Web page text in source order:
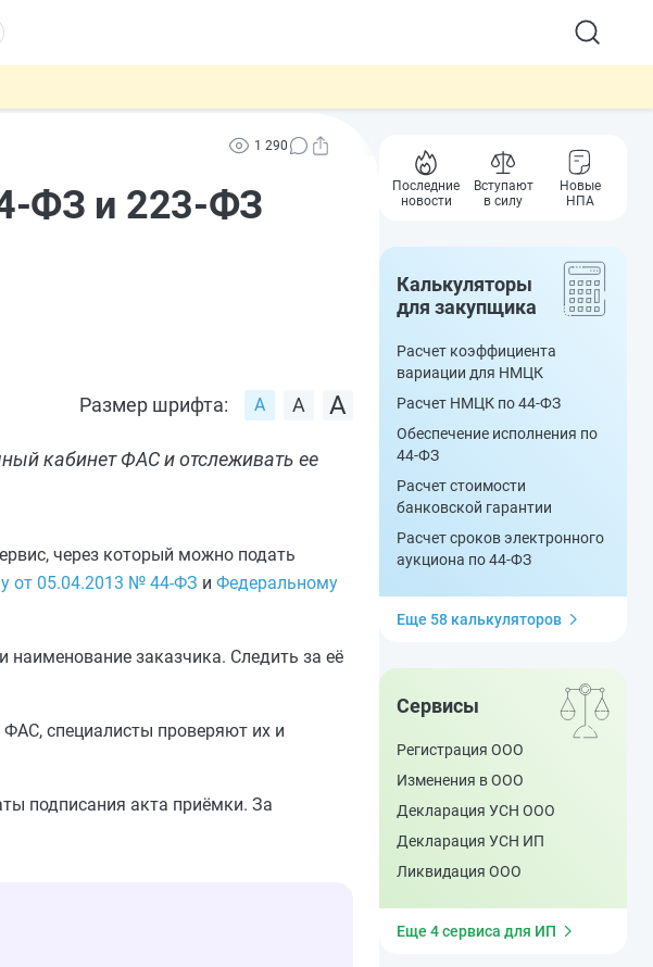
1 290
и 223‑ФЗ
Размер шрифта:
кабинет ФАС и отслеживать ее
через который можно подать
от 05.04.2013 № 44‑ФЗ и Федеральному
заказчика. Следить за её
специалисты проверяют их и
подписания акта приёмки. За
Последние
новости
Вступают
в силу
Новые
НПА
Калькуляторы
для закупщика
Расчет коэффициента
вариации для НМЦК
Расчет НМЦК по 44-ФЗ
Обеспечение исполнения по
44-ФЗ
Расчет стоимости
банковской гарантии
Расчет сроков электронного
аукциона по 44-ФЗ
Еще 58 калькуляторов
Сервисы
Регистрация ООО
Изменения в ООО
Декларация УСН ООО
Декларация УСН ИП
Ликвидация ООО
Еще 4 сервиса для ИП